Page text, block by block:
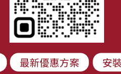
【結帳現折】三菱 513L
六門變頻冰箱 (絹絲杏/
絹絲白) MR-RX51E
NT$52,700 ~
NT$53,700